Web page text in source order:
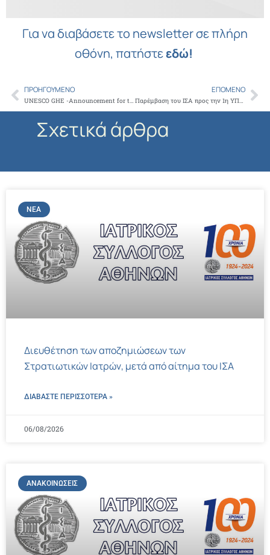
Για να διαβάσετε το newsletter σε πλήρη
οθόνη, πατήστεεδώ!
Prev
ΠΡΟΗΓΟΎΜΕΝΟ
UNESCO GHE -Αnnouncement for the 6th Global Community Health Forum
ΕΠΌΜΕΝΟ
Παρέμβαση του ΙΣΑ προς την 1η ΥΠΕ για τις πολύμηνες καθυστερήσεις πληρωμών των ιατρών, στο πρόγραμμα «ΠΡΟΛΑΜΒΑΝΩ», για τα καρδιαγγειακά νοσήματα
Σχετικά άρθρα
ΝΈΑ
Διευθέτηση των αποζημιώσεων των
Στρατιωτικών Ιατρών, μετά από αίτημα του ΙΣΑ
ΔΙΑΒΑΣΤΕ ΠΕΡΙΣΣΌΤΕΡΑ »
06/08/2026
ΑΝΑΚΟΙΝΏΣΕΙΣ